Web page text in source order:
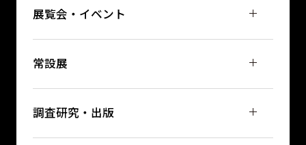
展覧会・イベント
常設展
調査研究・出版